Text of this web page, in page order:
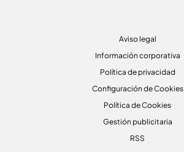
Aviso legal
Información corporativa
Política de privacidad
Configuración de Cookies
Política de Cookies
Gestión publicitaria
RSS